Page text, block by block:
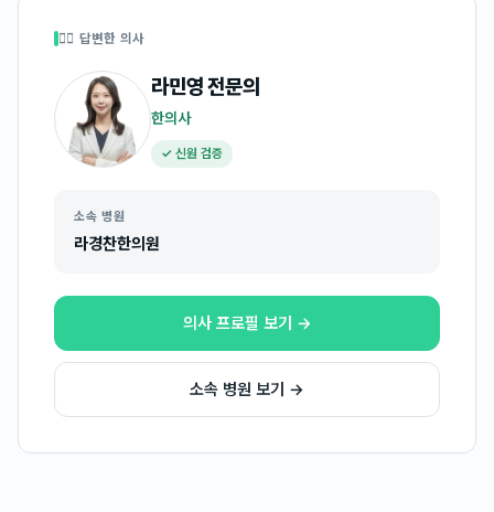
👩‍⚕️ 답변한 의사
라민영전문의
한의사
✓ 신원 검증
소속 병원
라경찬한의원
의사 프로필 보기 →
소속 병원 보기 →